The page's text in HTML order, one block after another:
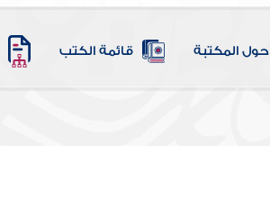
حول المكتبة قائمة الكتب